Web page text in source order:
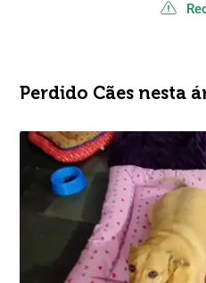
Perdido Cães nesta